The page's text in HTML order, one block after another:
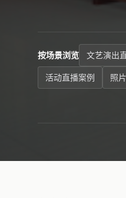
按场景浏览 文艺演出
活动直播案例
照